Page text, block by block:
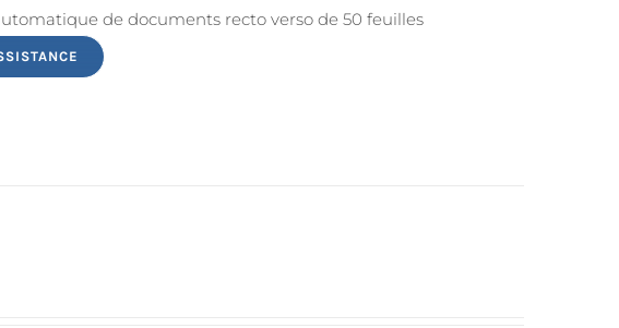
de documents recto verso de 50 feuilles